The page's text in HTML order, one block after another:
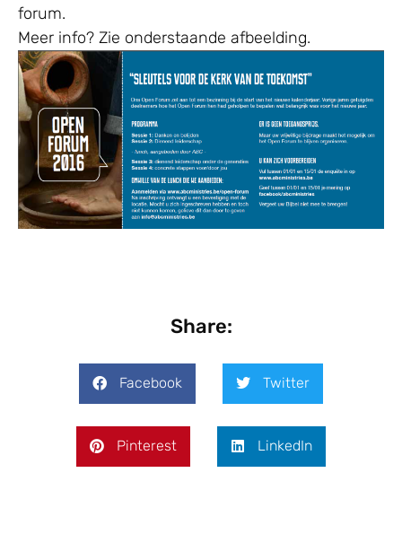
forum.
Meer info? Zie onderstaande afbeelding.
Share:
Facebook Twitter
Pinterest LinkedIn